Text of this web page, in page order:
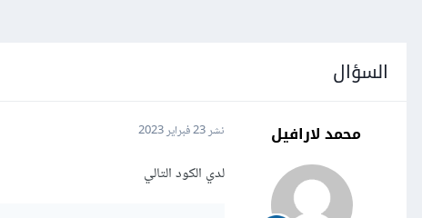
السؤال
محمد لارافيل نشر23 فبراير 2023
لدي الكود التالي